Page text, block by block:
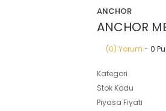
ANCHOR
ANCHOR
(0) Yorum - 0
Kategori
Stok Kodu
Piyasa Fiyatı